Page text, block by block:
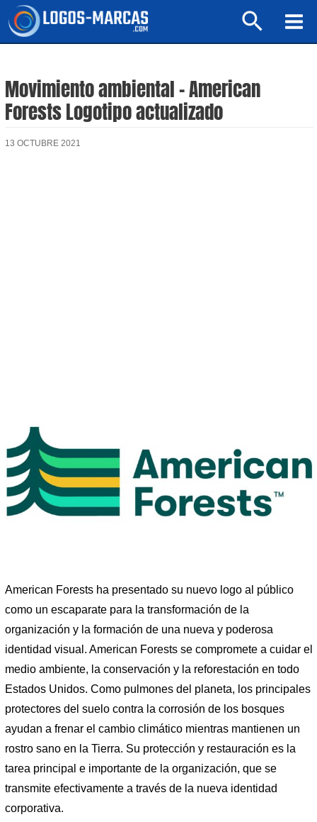
Buscar
Movimiento ambiental – American
Forests Logotipo actualizado
13 OCTUBRE 2021
American Forests ha presentado su nuevo logo al público
como un escaparate para la transformación de la
organización y la formación de una nueva y poderosa
identidad visual. American Forests se compromete a cuidar el
medio ambiente, la conservación y la reforestación en todo
Estados Unidos. Como pulmones del planeta, los principales
protectores del suelo contra la corrosión de los bosques
ayudan a frenar el cambio climático mientras mantienen un
rostro sano en la Tierra. Su protección y restauración es la
tarea principal e importante de la organización, que se
transmite efectivamente a través de la nueva identidad
corporativa.